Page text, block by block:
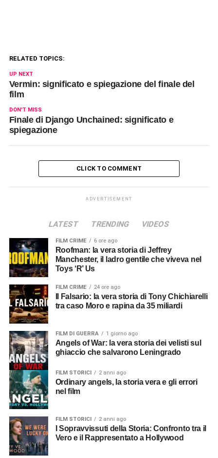
RELATED TOPICS:
UP NEXT
Vermin: significato e spiegazione del finale del
film
DON'T MISS
Finale di Django Unchained: significato e
spiegazione
CLICK TO COMMENT
ADVERTISEMENT
LATEST TRENDING VIDEOS
FILM CRIME 6 ore ago
Roofman: la vera storia di Jeffrey
Manchester, il ladro gentile che viveva nel
Toys ‘R’ Us
FILM CRIME 24 ore ago
tra caso Moro e rapina da 35 miliardi
FILM DI GUERRA 1 giorno ago
Angels of War: la vera storia dei velisti sul
ghiaccio che salvarono Leningrado
FILM STORICI 2 anni ago
Ordinary angels, la storia vera e gli errori
nel film
FILM STORICI 2 anni ago
Vero e il Rappresentato a Hollywood